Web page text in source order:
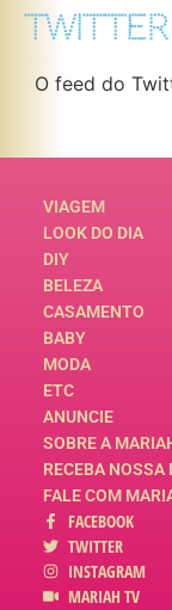
TWITTER
O feed do
VIAGEM
LOOK DO DIA
DIY
BELEZA
CASAMENTO
BABY
MODA
ETC
ANUNCIE
SOBRE A
RECEBA NOSSA
FALE COM
FACEBOOK
TWITTER
INSTAGRAM
MARIAH TV